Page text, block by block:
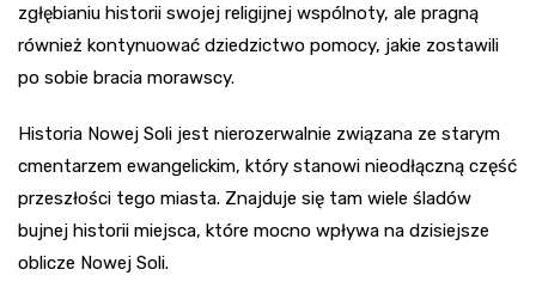
zgłębianiu historii swojej religijnej wspólnoty, ale pragną
również kontynuować dziedzictwo pomocy, jakie zostawili
po sobie bracia morawscy.
Historia Nowej Soli jest nierozerwalnie związana ze starym
cmentarzem ewangelickim, który stanowi nieodłączną część
przeszłości tego miasta. Znajduje się tam wiele śladów
bujnej historii miejsca, które mocno wpływa na dzisiejsze
oblicze Nowej Soli.